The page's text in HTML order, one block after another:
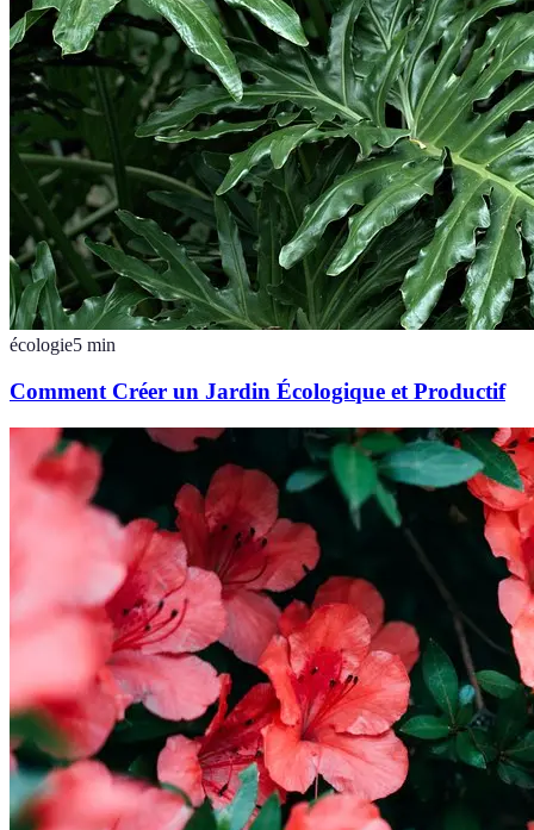
écologie5 min
Comment Créer un Jardin Écologique et Productif